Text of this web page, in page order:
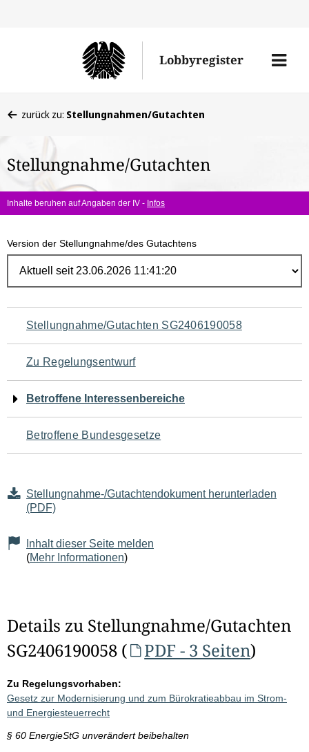
Lobbyregister
Menü
befinden
hier:
zurück zu: Stellungnahmen/Gutachten
Stellungnahme/Gutachten
Inhalte beruhen auf Angaben der IV - Infos
Version der Stellungnahme/des Gutachtens
Navigation
für
den
Seiteninhalt
Stellungnahme/Gutachten SG2406190058
Zu Regelungsentwurf
Betroffene Interessenbereiche
Betroffene Bundesgesetze
Stellungnahme-/Gutachtendokument herunterladen
(PDF)
Inhalt dieser Seite melden
(Mehr Informationen)
Details zu Stellungnahme/Gutachten
SG2406190058 (
PDF - 3 Seiten)
Zu Regelungsvorhaben:
Gesetz zur Modernisierung und zum Bürokratieabbau im Strom-
und Energiesteuerrecht
§ 60 EnergieStG unverändert beibehalten